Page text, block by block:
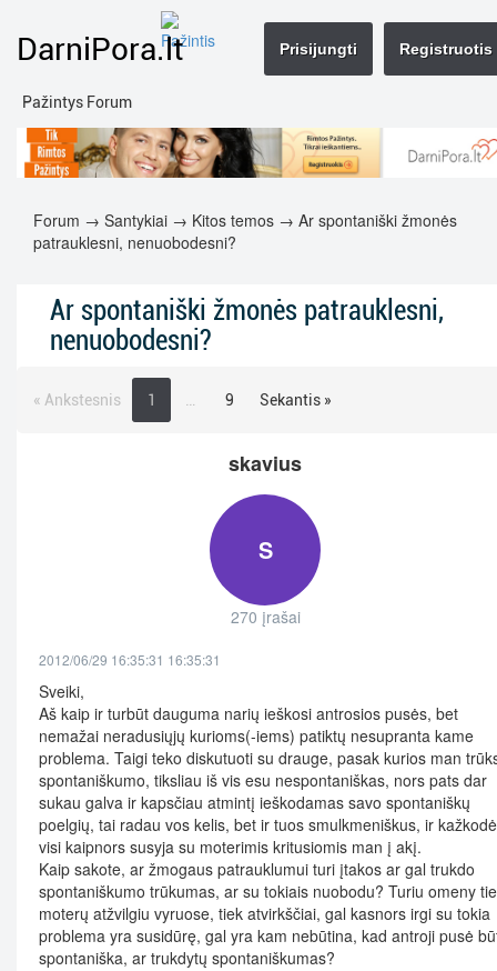
DarniPora.lt
Pažintys Forum
Registruotis
Prisijungti
Forum → Santykiai → Kitos temos → Ar spontaniški žmonės
patrauklesni, nenuobodesni?
Ar spontaniški žmonės patrauklesni,
nenuobodesni?
« Ankstesnis 1 9 Sekantis »
skavius
S
270 įrašai
2012/06/29 16:35:31 16:35:31
Sveiki,
Aš kaip ir turbūt dauguma narių ieškosi antrosios pusės, bet
nemažai neradusiųjų kurioms(-iems) patiktų nesupranta kame
problema. Taigi teko diskutuoti su drauge, pasak kurios man
spontaniškumo, tiksliau iš vis esu nespontaniškas, nors pats dar
sukau galva ir kapsčiau atmintį ieškodamas savo spontaniškų
poelgių, tai radau vos kelis, bet ir tuos smulkmeniškus, ir
visi kaipnors susyja su moterimis kritusiomis man į akį.
Kaip sakote, ar žmogaus patrauklumui turi įtakos ar gal trukdo
spontaniškumo trūkumas, ar su tokiais nuobodu? Turiu omeny
moterų atžvilgiu vyruose, tiek atvirkščiai, gal kasnors irgi su tokia
problema yra susidūrę, gal yra kam nebūtina, kad antroji pusė
spontaniška, ar trukdytų spontaniškumas?